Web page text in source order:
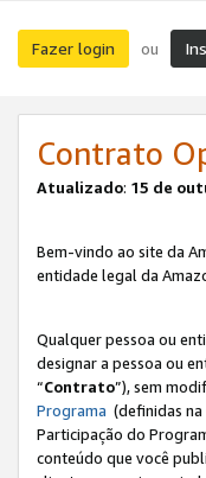
Fazer login ou
Contrato
Atualizado: 15 de
Bem-vindo ao site da
entidade legal da
Qualquer pessoa ou
designar a pessoa ou
“Contrato”), sem
Programa (definidas
Participação do
conteúdo que você